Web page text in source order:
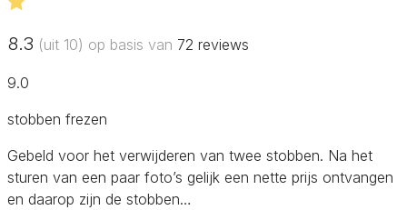
8.3 (uit 10) op basis van 72 reviews
9.0
stobben frezen
Gebeld voor het verwijderen van twee stobben. Na het
sturen van een paar foto’s gelijk een nette prijs ontvangen
en daarop zijn de stobben…